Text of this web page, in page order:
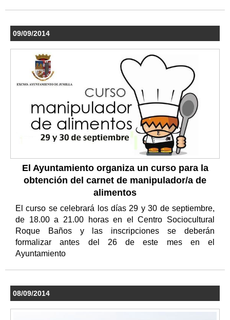
09/09/2014
El Ayuntamiento organiza un curso para la
obtención del carnet de manipulador/a de
alimentos
El curso se celebrará los días 29 y 30 de septiembre,
de 18.00 a 21.00 horas en el Centro Sociocultural
Roque Baños y las inscripciones se deberán
formalizar antes del 26 de este mes en el
Ayuntamiento
08/09/2014